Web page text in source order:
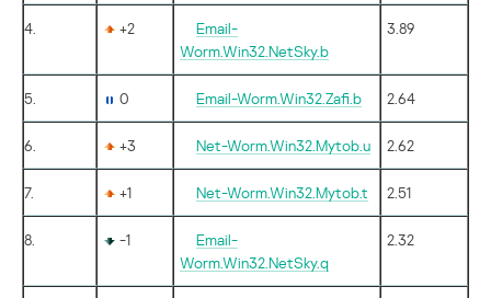
4. +2
Email-
Worm.Win32.NetSky.b
3.89
5. 0 Email-Worm.Win32.Zafi.b 2.64
6. +3 Net-Worm.Win32.Mytob.u 2.62
7. +1 Net-Worm.Win32.Mytob.t 2.51
8. -1
Email-
Worm.Win32.NetSky.q
2.32